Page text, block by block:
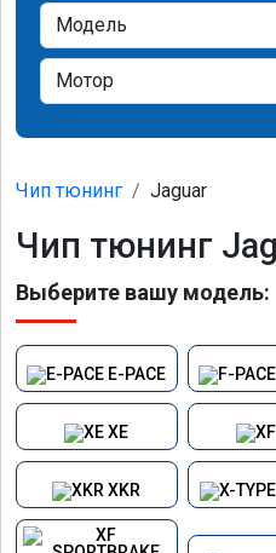
Чип тюнинг Jaguar
Чип тюнинг
Выберите вашу модель:
E-PACE
XE
XKR